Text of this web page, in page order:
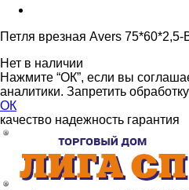
Петля врезная Avers 75*60*2,5-
Нет в наличии
Нажмите “ОК”, если вы
аналитики. Запретить
ОК
качество надежность гарантия